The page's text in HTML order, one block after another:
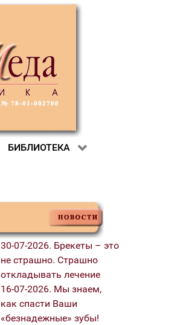
БИБЛИОТЕКА
30-07-2026. Брекеты – это
не страшно. Страшно
откладывать лечение
16-07-2026. Мы знаем,
как спасти Ваши
«безнадежные» зубы!